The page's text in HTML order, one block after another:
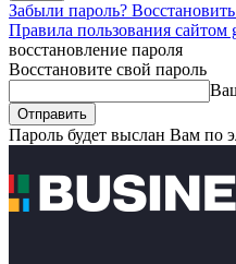
Забыли пароль?
Правила пользования сайтом
восстановление пароля
Восстановите свой пароль
Пароль будет выслан Вам по